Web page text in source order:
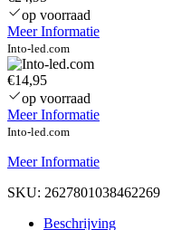
op voorraad
Meer Informatie
Into-led.com
€14,95
op voorraad
Meer Informatie
Into-led.com
Meer Informatie
SKU: 2627801038462269
Beschrijving